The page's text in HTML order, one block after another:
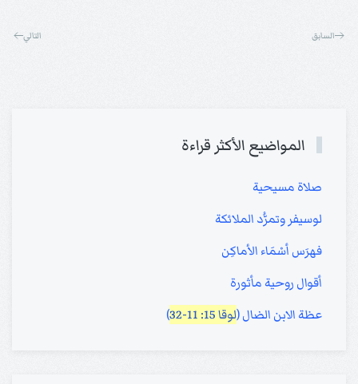
السابق التالي
المواضيع الأكثر قراءة
صلاة مسيحية
لوسيفر وتمرُّد الملائكة
فهرَس أسْمَاء الأماكِن
أقوال روحية مأثورة
عظة الابن الضال (لوقا 15: 11-32 )